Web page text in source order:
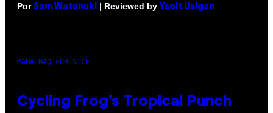
Por Sam Watanuki | Reviewed by Ysolt Usigan
MAHA HAQ FOR VICE
Cycling Frog’s Tropical Punch